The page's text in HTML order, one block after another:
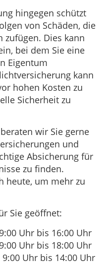
hingegen schützt
von Schäden, die
zufügen. Dies kann
bei dem Sie eine
Eigentum
kann
hohen Kosten zu
Sicherheit zu
wir Sie gerne
und
Absicherung für
zu finden.
heute, um mehr zu
Sie geöffnet:
Uhr bis 16:00 Uhr
Uhr bis 18:00 Uhr
bis 14:00 Uhr